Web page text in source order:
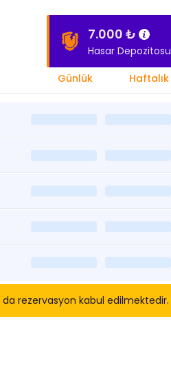
7.000 ₺
Hasar Depozitosu
Günlük Haftalık
rezervasyon kabul edilmektedir.